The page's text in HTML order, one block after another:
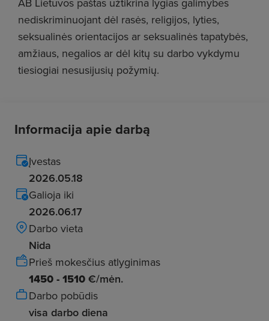
nediskriminuojant dėl rasės, religijos, lyties,
seksualinės orientacijos ar seksualinės tapatybės,
amžiaus, negalios ar dėl kitų su darbo vykdymu
tiesiogiai nesusijusių požymių.
Informacija apie darbą
Įvestas
2026.05.18
Galioja iki
2026.06.17
Darbo vieta
Nida
Prieš mokesčius atlyginimas
1450 - 1510 €/mėn.
Darbo pobūdis
visa darbo diena